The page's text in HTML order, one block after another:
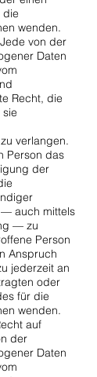
die
wenden.
von der
Daten
Recht, die
verlangen.
Person das
der
auch mittels
— zu
Person
Anspruch
jederzeit an
oder
für die
wenden.
auf
der
Daten